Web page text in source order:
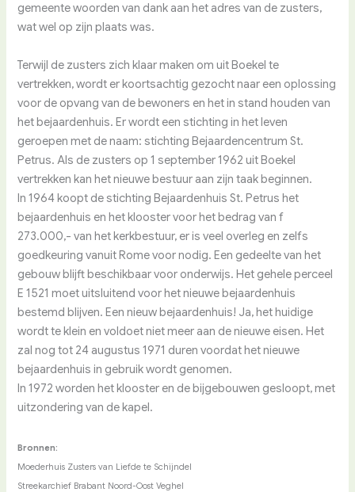
gemeente woorden van dank aan het adres van de zusters,
wat wel op zijn plaats was.
Terwijl de zusters zich klaar maken om uit Boekel te
vertrekken, wordt er koortsachtig gezocht naar een oplossing
voor de opvang van de bewoners en het in stand houden van
het bejaardenhuis. Er wordt een stichting in het leven
geroepen met de naam: stichting Bejaardencentrum St.
Petrus. Als de zusters op 1 september 1962 uit Boekel
vertrekken kan het nieuwe bestuur aan zijn taak beginnen.
In 1964 koopt de stichting Bejaardenhuis St. Petrus het
bejaardenhuis en het klooster voor het bedrag van f
273.000,- van het kerkbestuur, er is veel overleg en zelfs
goedkeuring vanuit Rome voor nodig. Een gedeelte van het
gebouw blijft beschikbaar voor onderwijs. Het gehele perceel
E 1521 moet uitsluitend voor het nieuwe bejaardenhuis
bestemd blijven. Een nieuw bejaardenhuis! Ja, het huidige
wordt te klein en voldoet niet meer aan de nieuwe eisen. Het
zal nog tot 24 augustus 1971 duren voordat het nieuwe
bejaardenhuis in gebruik wordt genomen.
In 1972 worden het klooster en de bijgebouwen gesloopt, met
uitzondering van de kapel.
Bronnen:
Moederhuis Zusters van Liefde te Schijndel
Streekarchief Brabant Noord-Oost Veghel